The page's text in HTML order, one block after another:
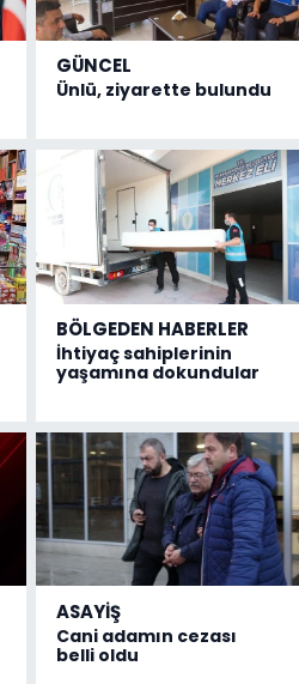
GÜNCEL
Ünlü, ziyarette bulundu
BÖLGEDEN HABERLER
İhtiyaç sahiplerinin
yaşamına dokundular
ASAYİŞ
Cani adamın cezası
belli oldu